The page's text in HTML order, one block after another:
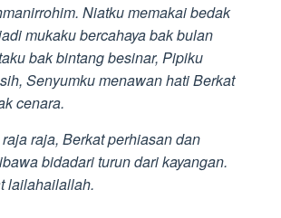
Niatku memakai bedak
mukaku bercahaya bak bulan
bak bintang besinar, Pipiku
Senyumku menawan hati Berkat
cenara.
raja, Berkat perhiasan dan
bidadari turun dari kayangan.
lailahailallah.